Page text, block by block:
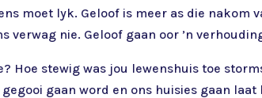
moet lyk. Geloof is meer as die nakom
verwag nie. Geloof gaan oor ’n
Hoe stewig was jou lewenshuis toe
gaan word en ons huisies gaan